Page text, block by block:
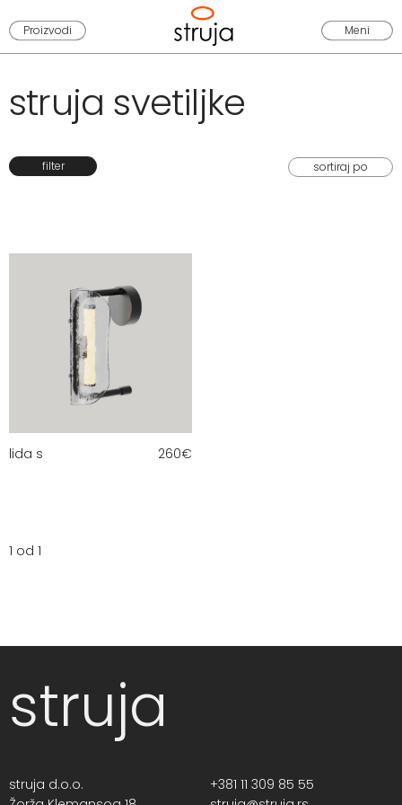
Proizvodi Meni
struja svetiljke
filter
lida s 260€
1 od 1
struja
struja d.o.o.
+381 11 309 85 55